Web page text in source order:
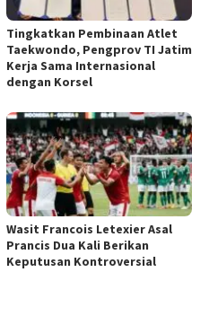
Tingkatkan Pembinaan Atlet
Taekwondo, Pengprov TI Jatim
Kerja Sama Internasional
dengan Korsel
Wasit Francois Letexier Asal
Prancis Dua Kali Berikan
Keputusan Kontroversial